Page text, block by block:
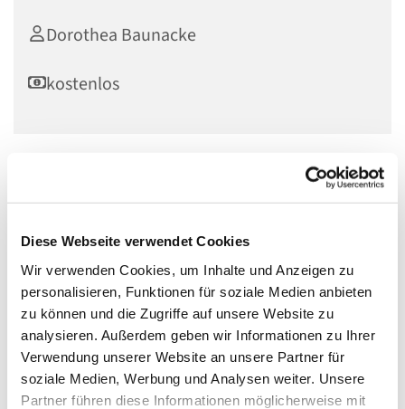
Diese Webseite verwendet Cookies
Wir verwenden Cookies, um Inhalte und Anzeigen zu
personalisieren, Funktionen für soziale Medien anbieten
zu können und die Zugriffe auf unsere Website zu
analysieren. Außerdem geben wir Informationen zu Ihrer
Verwendung unserer Website an unsere Partner für
soziale Medien, Werbung und Analysen weiter. Unsere
Partner führen diese Informationen möglicherweise mit
Dorothea Baunacke
kostenlos
Das Ukulelenensemble für Jugendliche ab 12 Jahren.
bereiten erste Auftritte und Konzerte vor.
Voraussetzung: Teilnahme an einem Ukulelencrashkurs
Das Angebot ist kostenlos und offen für alle Jugendlichen
ab 12 Jahren - unabhängig von Konfession, Herkunft
oder Geschlecht